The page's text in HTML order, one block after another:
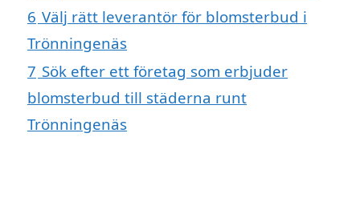
6 Välj rätt leverantör för blomsterbud i
Trönningenäs
7 Sök efter ett företag som erbjuder
blomsterbud till städerna runt
Trönningenäs